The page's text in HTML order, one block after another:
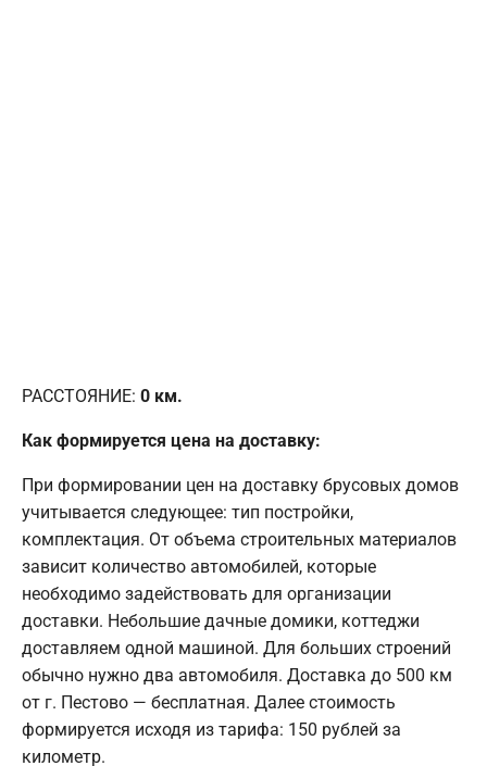
РАССТОЯНИЕ: 0 км.
Как формируется цена на доставку:
При формировании цен на доставку брусовых домов
учитывается следующее: тип постройки,
комплектация. От объема строительных материалов
зависит количество автомобилей, которые
необходимо задействовать для организации
доставки. Небольшие дачные домики, коттеджи
доставляем одной машиной. Для больших строений
обычно нужно два автомобиля. Доставка до 500 км
от г. Пестово — бесплатная. Далее стоимость
формируется исходя из тарифа: 150 рублей за
километр.